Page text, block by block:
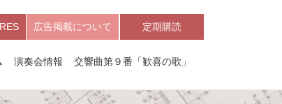
広告掲載について 定期購読
演奏会情報 交響曲第９番「歓喜の歌」